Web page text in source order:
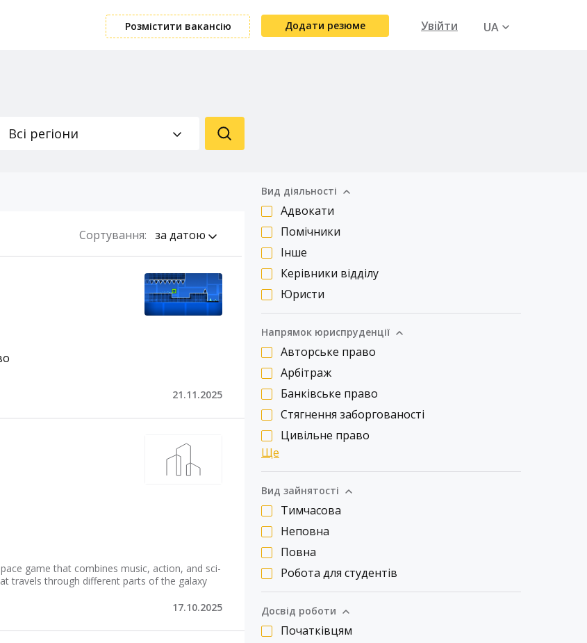
Розмістити вакансію Додати резюме
Увійти
UA
Всі регіони
Вид діяльності
Адвокати
Помічники
Інше
Керівники відділу
Юристи
Напрямок юриспруденції
Авторське право
Арбітраж
Банківське право
Стягнення заборгованості
Цивільне право
Ще
Вид зайнятості
Тимчасова
Неповна
Повна
Робота для студентів
Досвід роботи
Початківцям
Сортування: за датою
21.11.2025
game that combines music, action, and sci-
travels through different parts of the galaxy
17.10.2025